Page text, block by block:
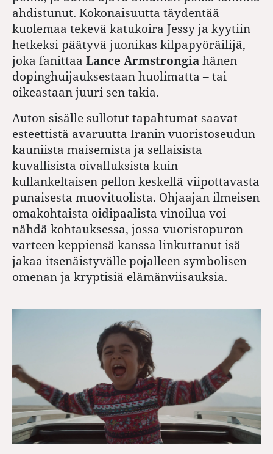
ahdistunut. Kokonaisuutta täydentää
kuolemaa tekevä katukoira Jessy ja kyytiin
hetkeksi päätyvä juonikas kilpapyöräilijä,
joka fanittaa Lance Armstrongia hänen
dopinghuijauksestaan huolimatta – tai
oikeastaan juuri sen takia.
Auton sisälle sullotut tapahtumat saavat
esteettistä avaruutta Iranin vuoristoseudun
kauniista maisemista ja sellaisista
kuvallisista oivalluksista kuin
kullankeltaisen pellon keskellä viipottavasta
punaisesta muovituolista. Ohjaajan ilmeisen
omakohtaista oidipaalista vinoilua voi
nähdä kohtauksessa, jossa vuoristopuron
varteen keppiensä kanssa linkuttanut isä
jakaa itsenäistyvälle pojalleen symbolisen
omenan ja kryptisiä elämänviisauksia.